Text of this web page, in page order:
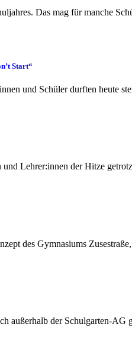
Das mag für manche
Start“
und Schüler durften heute
Lehrer:innen der Hitze
des Gymnasiums
außerhalb der Schulgarten-